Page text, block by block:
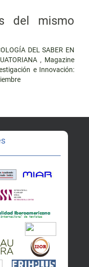
del mismo
DEL SABER EN
, Magazine
e Innovación: